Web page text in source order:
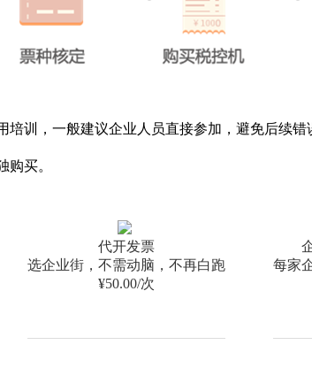
培训，一般建议企业人员直接参加，避免后续错
购买。
代开发票
选企业街，不需动脑，不再白跑
¥50.00/次
每家